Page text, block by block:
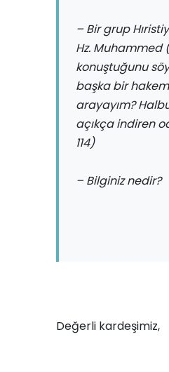
– Bir grup
Hz. Muhammed
konuştuğunu
başka bir
arayayım?
açıkça indiren
114)
– Bilginiz nedir?
Değerli kardeşimiz,